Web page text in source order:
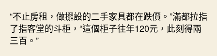
“不止房租，做擺設的二手家具都在跌價。”滿都拉指
了指客堂的斗柜，“這個柜子往年120元，此刻得兩
三百。”